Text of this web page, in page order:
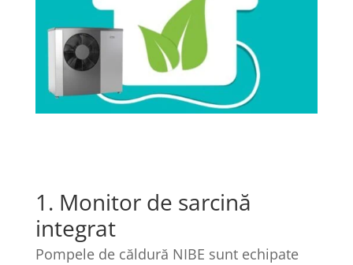
1. Monitor de sarcină
integrat
Pompele de căldură NIBE sunt echipate